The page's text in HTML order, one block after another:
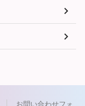
お問い合わせフォ